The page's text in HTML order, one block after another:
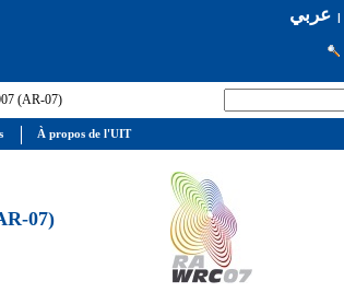
عربي|
(AR-07)
07)
À propos de l'UIT